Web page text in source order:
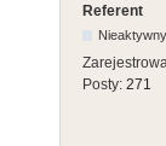
Referent
Nieaktywny
Posty: 271